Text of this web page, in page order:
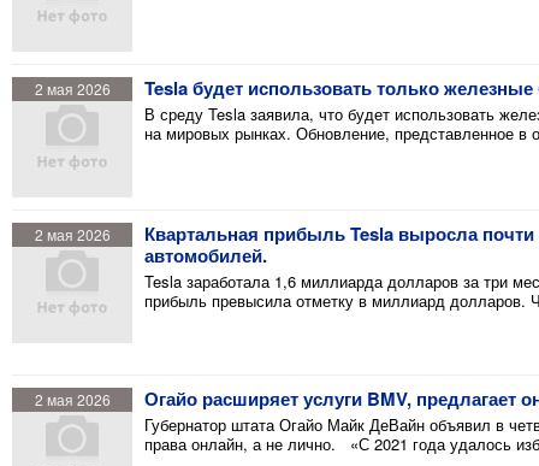
2 мая 2026 Tesla будет использовать только
В среду Tesla заявила, что будет использовать
на мировых рынках. Обновление, представленное в
2 мая 2026
Квартальная прибыль Tesla выросла
автомобилей.
Tesla заработала 1,6 миллиарда долларов за три
прибыль превысила отметку в миллиард
2 мая 2026 Огайо расширяет услуги BMV, предлагает
Губернатор штата Огайо Майк ДеВайн объявил в
права онлайн, а не лично. «С 2021 года удалось